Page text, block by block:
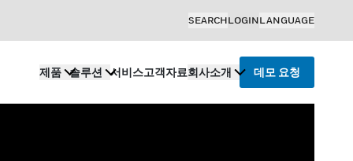
SEARCHLOGINLANGUAGE
제품 솔루션 서비스고객자료회사소개 데모 요청